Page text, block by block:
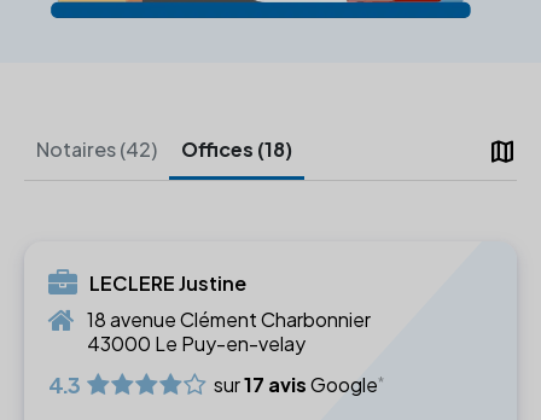
map
Notaires (42) Offices (18)
LECLERE Justine
18 avenue Clément Charbonnier
43000 Le Puy-en-velay
4.3 sur17 avisGoogle